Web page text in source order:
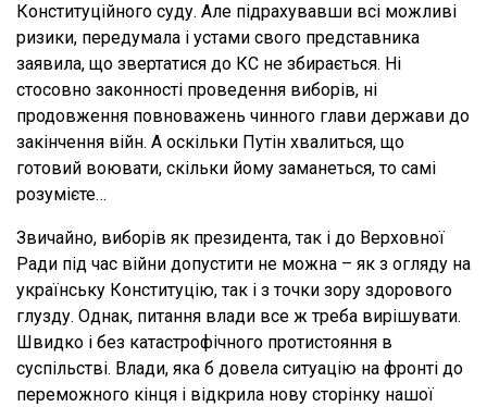
Конституційного суду. Але підрахувавши всі можливі
ризики, передумала і устами свого представника
заявила, що звертатися до КС не збирається. Ні
стосовно законності проведення виборів, ні
продовження повноважень чинного глави держави до
закінчення війн. А оскільки Путін хвалиться, що
готовий воювати, скільки йому заманеться, то самі
розумієте…
Звичайно, виборів як президента, так і до Верховної
Ради під час війни допустити не можна – як з огляду на
українську Конституцію, так і з точки зору здорового
глузду. Однак, питання влади все ж треба вирішувати.
Швидко і без катастрофічного протистояння в
суспільстві. Влади, яка б довела ситуацію на фронті до
переможного кінця і відкрила нову сторінку нашої